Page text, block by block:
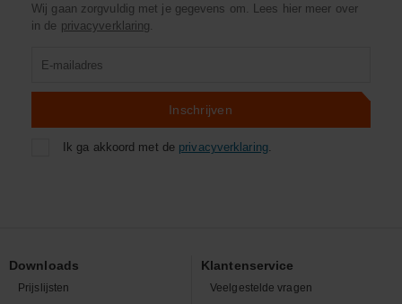
Wij gaan zorgvuldig met je gegevens om. Lees hier meer over
in de privacyverklaring.
Inschrijven
Ik ga akkoord met de privacyverklaring.
Downloads
Prijslijsten
Klantenservice
Veelgestelde vragen